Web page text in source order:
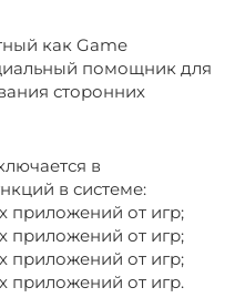
как Game
помощник для
сторонних
в
в системе:
приложений от игр;
приложений от игр;
приложений от игр;
приложений от игр.